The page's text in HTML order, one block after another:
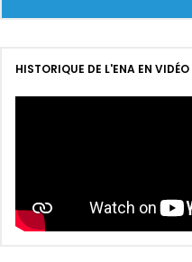
HISTORIQUE DE L'ENA EN VIDÉO